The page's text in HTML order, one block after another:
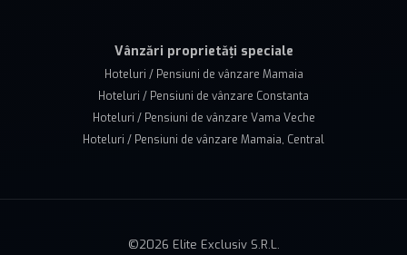
Vânzări proprietăți speciale
Hoteluri / Pensiuni de vânzare Mamaia
Hoteluri / Pensiuni de vânzare Constanta
Hoteluri / Pensiuni de vânzare Vama Veche
Hoteluri / Pensiuni de vânzare Mamaia, Central
©2026 Elite Exclusiv S.R.L.